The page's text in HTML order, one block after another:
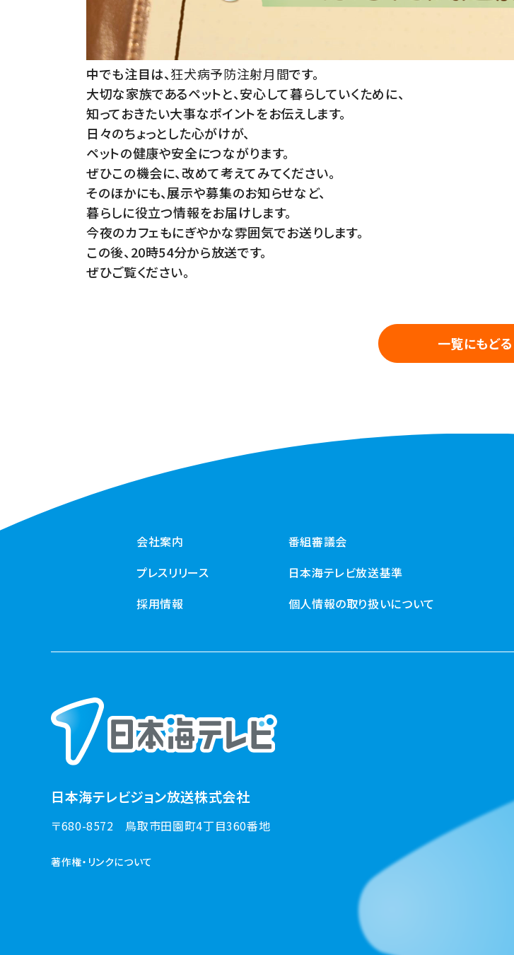
中でも注目は、狂犬病予防注射月間です。
大切な家族であるペットと、安心して暮らしていくために、
知っておきたい大事なポイントをお伝えします。
日々のちょっとした心がけが、
ペットの健康や安全につながります。
ぜひこの機会に、改めて考えてみてください。
そのほかにも、展示や募集のお知らせなど、
暮らしに役立つ情報をお届けします。
今夜のカフェもにぎやかな雰囲気でお送りします。
この後、20時54分から放送です。
ぜひご覧ください。
一覧にもどる
会社案内
プレスリリース
採用情報
番組審議会
日本海テレビ放送基準
個人情報の取り扱いについて
日本海テレビジョン放送株式会社
〒680-8572 鳥取市田園町4丁目360番地
著作権・リンクについて